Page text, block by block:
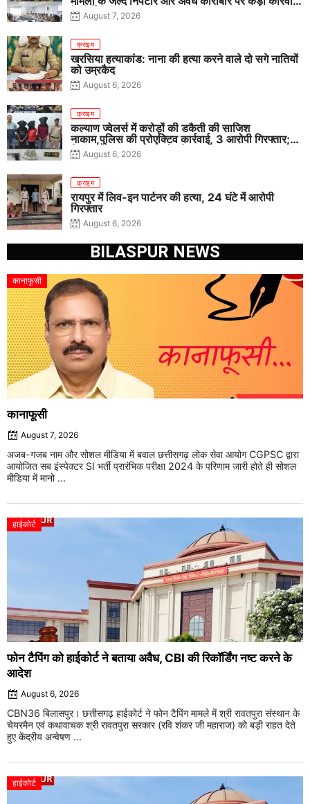
के निर्देश
August 7, 2026
क्राइम
खरसिया हत्याकांड: नाना की हत्या करने वाले दो सगे नातियों
को उम्रकैद
August 6, 2026
क्राइम
कल्याण ज्वेलर्स में करोड़ों की डकैती की साजिश
नाकाम,पुलिस की प्रोएक्टिव कार्रवाई, 3 आरोपी गिरफ्तार;
पिस्टल, कारतूस, चाकू और मोबाइल बरामद
August 6, 2026
क्राइम
रायपुर में लिव-इन पार्टनर की हत्या, 24 घंटे में आरोपी
गिरफ्तार
August 6, 2026
BILASPUR NEWS
कानाफूसी
कानाफूसी
August 7, 2026
अजब-गजब नाम और सोशल मीडिया में बवाल छत्तीसगढ़ लोक सेवा आयोग CGPSC द्वारा
आयोजित सब इंस्पेक्टर SI भर्ती प्रारंभिक परीक्षा 2024 के परिणाम जारी होते ही सोशल
मीडिया में मानो ...
हाईकोर्ट
फोन टैपिंग को हाईकोर्ट ने बताया अवैध, CBI की रिकॉर्डिंग नष्ट करने के
आदेश
August 6, 2026
CBN36 बिलासपुर। छत्तीसगढ़ हाईकोर्ट ने फोन टैपिंग मामले में श्री रावतपुरा संस्थान के
चेयरमैन एवं कथावाचक श्री रावतपुरा सरकार (रवि शंकर जी महाराज) को बड़ी राहत देते
हुए केंद्रीय अन्वेषण ...
हाईकोर्ट